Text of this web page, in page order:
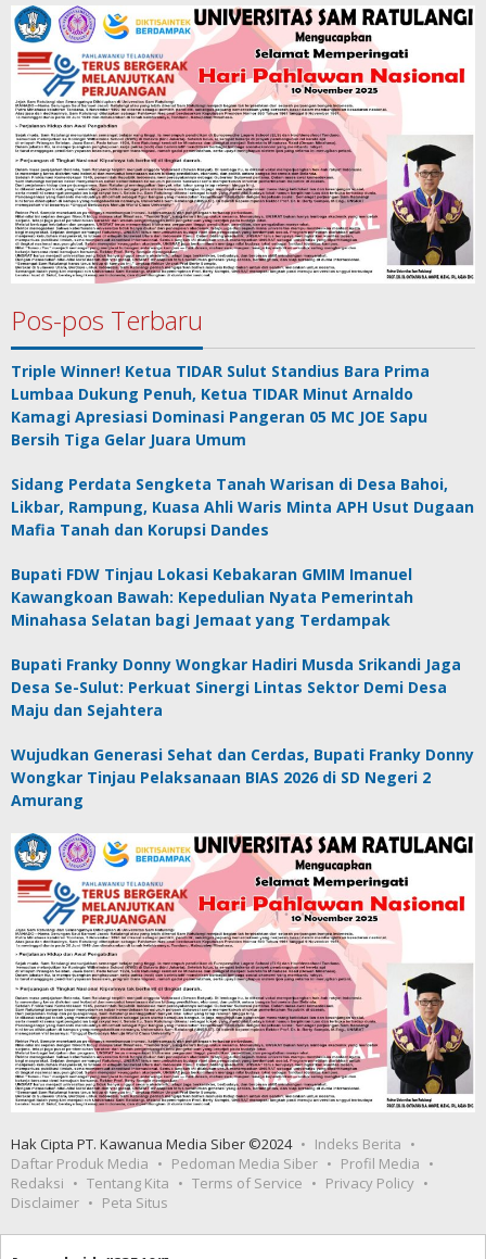
Pos-pos Terbaru
Triple Winner! Ketua TIDAR Sulut Standius Bara Prima
Lumbaa Dukung Penuh, Ketua TIDAR Minut Arnaldo
Kamagi Apresiasi Dominasi Pangeran 05 MC JOE Sapu
Bersih Tiga Gelar Juara Umum
Sidang Perdata Sengketa Tanah Warisan di Desa Bahoi,
Likbar, Rampung, Kuasa Ahli Waris Minta APH Usut Dugaan
Mafia Tanah dan Korupsi Dandes
Bupati FDW Tinjau Lokasi Kebakaran GMIM Imanuel
Kawangkoan Bawah: Kepedulian Nyata Pemerintah
Minahasa Selatan bagi Jemaat yang Terdampak
Bupati Franky Donny Wongkar Hadiri Musda Srikandi Jaga
Desa Se-Sulut: Perkuat Sinergi Lintas Sektor Demi Desa
Maju dan Sejahtera
Wujudkan Generasi Sehat dan Cerdas, Bupati Franky Donny
Wongkar Tinjau Pelaksanaan BIAS 2026 di SD Negeri 2
Amurang
Hak Cipta PT. Kawanua Media Siber ©2024
Indeks Berita
Daftar Produk Media
Pedoman Media Siber
Profil Media
Redaksi
Tentang Kita Terms of Service
Privacy Policy
Disclaimer
Peta Situs